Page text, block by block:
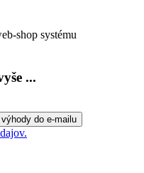
shop systému
...